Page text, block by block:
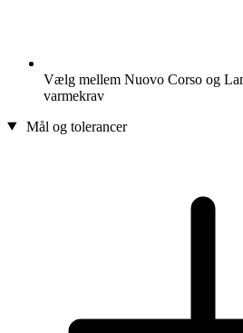
Vælg mellem Nuovo Corso og
varmekrav
Mål og tolerancer